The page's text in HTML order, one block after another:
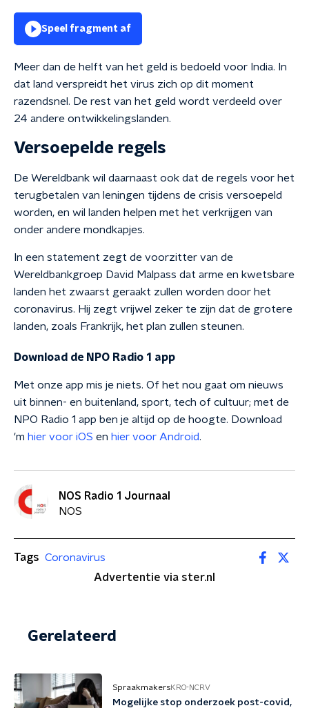
Speel fragment af
Meer dan de helft van het geld is bedoeld voor India. In
dat land verspreidt het virus zich op dit moment
razendsnel. De rest van het geld wordt verdeeld over
24 andere ontwikkelingslanden.
Versoepelde regels
De Wereldbank wil daarnaast ook dat de regels voor het
terugbetalen van leningen tijdens de crisis versoepeld
worden, en wil landen helpen met het verkrijgen van
onder andere mondkapjes.
In een statement zegt de voorzitter van de
Wereldbankgroep David Malpass dat arme en kwetsbare
landen het zwaarst geraakt zullen worden door het
coronavirus. Hij zegt vrijwel zeker te zijn dat de grotere
landen, zoals Frankrijk, het plan zullen steunen.
Download de NPO Radio 1 app
Met onze app mis je niets. Of het nou gaat om nieuws
uit binnen- en buitenland, sport, tech of cultuur; met de
NPO Radio 1 app ben je altijd op de hoogte. Download
'm hier voor iOS en hier voor Android.
NOS Radio 1 Journaal
NOS
Tags Coronavirus
Advertentie via ster.nl
Gerelateerd
SpraakmakersKRO-NCRV
Mogelijke stop onderzoek post-covid,